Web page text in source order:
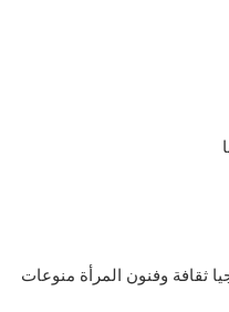
ثقافة وفنون المرأة منوعات